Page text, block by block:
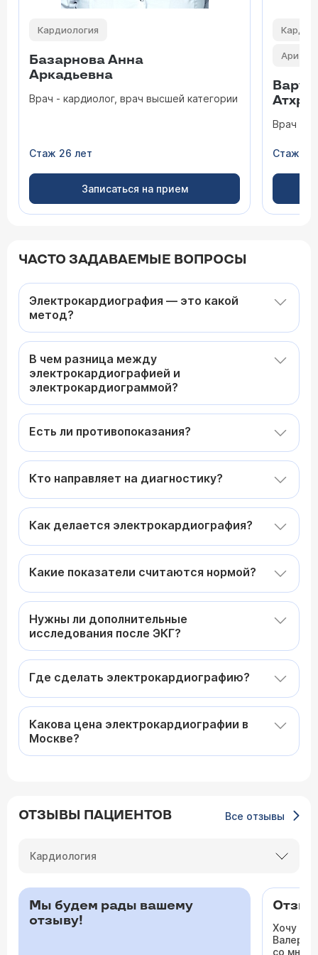
Кардиология
Базарнова Анна
Аркадьевна
Врач - кардиолог, врач высшей категории
Стаж 26 лет
Записаться на прием
Врач -
Стаж 7
ЧАСТО ЗАДАВАЕМЫЕ ВОПРОСЫ
Электрокардиография — это какой
метод?
В чем разница между
электрокардиографией и
электрокардиограммой?
Есть ли противопоказания?
Кто направляет на диагностику?
Как делается электрокардиография?
Какие показатели считаются нормой?
Нужны ли дополнительные
исследования после ЭКГ?
Где сделать электрокардиографию?
Какова цена электрокардиографии в
Москве?
ОТЗЫВЫ ПАЦИЕНТОВ Все отзывы
Кардиология
Мы будем рады вашему
отзыву!
Хочу
со мной